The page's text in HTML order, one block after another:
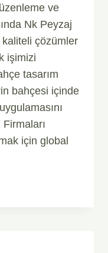
ve
Nk Peyzaj
kaliteli çözümler
işimizi
tasarım
bahçesi içinde
için global